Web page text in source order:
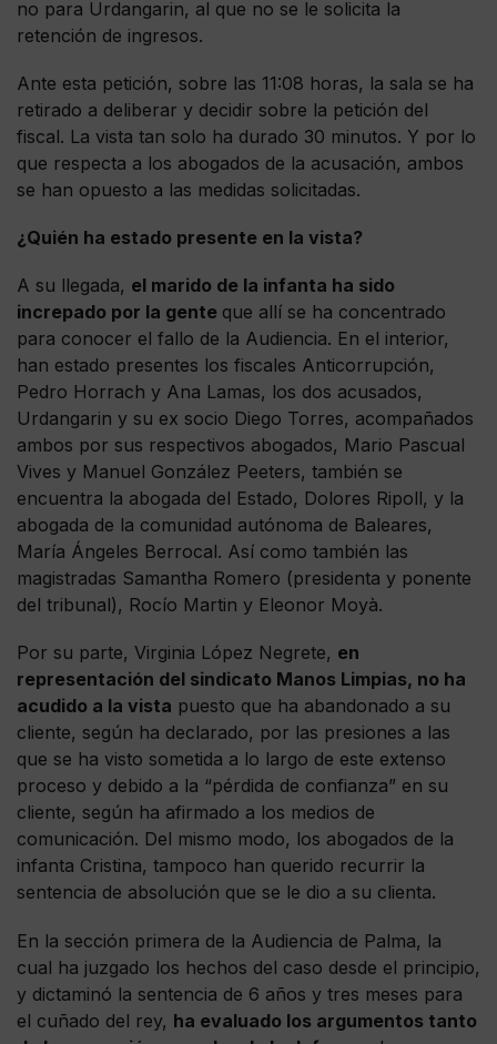
no para Urdangarin, al que no se le solicita la
retención de ingresos.
Ante esta petición, sobre las 11:08 horas, la sala se ha
retirado a deliberar y decidir sobre la petición del
fiscal. La vista tan solo ha durado 30 minutos. Y por lo
que respecta a los abogados de la acusación, ambos
se han opuesto a las medidas solicitadas.
¿Quién ha estado presente en la vista?
A su llegada, el marido de la infanta ha sido
increpado por la gente que allí se ha concentrado
para conocer el fallo de la Audiencia. En el interior,
han estado presentes los fiscales Anticorrupción,
Pedro Horrach y Ana Lamas, los dos acusados,
Urdangarin y su ex socio Diego Torres, acompañados
ambos por sus respectivos abogados, Mario Pascual
Vives y Manuel González Peeters, también se
encuentra la abogada del Estado, Dolores Ripoll, y la
abogada de la comunidad autónoma de Baleares,
María Ángeles Berrocal. Así como también las
magistradas Samantha Romero (presidenta y ponente
del tribunal), Rocío Martin y Eleonor Moyà.
Por su parte, Virginia López Negrete, en
representación del sindicato Manos Limpias, no ha
acudido a la vista puesto que ha abandonado a su
cliente, según ha declarado, por las presiones a las
que se ha visto sometida a lo largo de este extenso
proceso y debido a la “pérdida de confianza” en su
cliente, según ha afirmado a los medios de
comunicación. Del mismo modo, los abogados de la
infanta Cristina, tampoco han querido recurrir la
sentencia de absolución que se le dio a su clienta.
En la sección primera de la Audiencia de Palma, la
cual ha juzgado los hechos del caso desde el principio,
y dictaminó la sentencia de 6 años y tres meses para
el cuñado del rey, ha evaluado los argumentos tanto